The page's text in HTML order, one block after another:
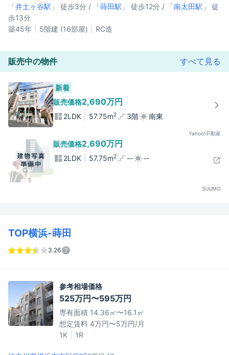
「井土ヶ谷駅 」 徒歩3分 / 「蒔田駅 」 徒歩12分 / 「南太田駅 」 徒
歩13分
築45年
5階建 (16部屋) RC造
販売中の物件 すべて見る
新着
販売価格2,690万円
2LDK 57.75m2 3階 南東
Yahoo!不動産
販売価格2,690万円
2LDK 57.75m2 -- --
SUUMO
TOP横浜-蒔田
3.26
参考相場価格
525万円〜595万円
専有面積 14.36㎡〜16.1㎡
想定賃料 4万円〜5万円/月
1K
1R